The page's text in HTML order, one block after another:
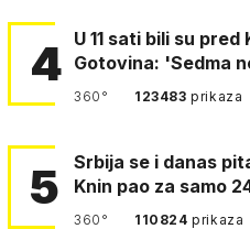
4 U 11 sati bili su pred Kninom.
Gotovina: 'Sedma
4. gardijska neka g…
360° 123483prikaza
5
Srbija se i danas
Knin pao za samo
360° 110824prikaza